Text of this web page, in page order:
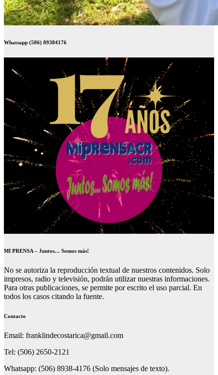
Whatsapp (506) 89384176
MI PRENSA – Juntos… Somos más!
No se autoriza la reproducción textual de nuestros contenidos. Solo
impresos, radio y televisión, podrán utilizar nuestras informaciones.
Para otras publicaciones, se permite por escrito el uso parcial. En
todos los casos citando la fuente.
Contacto
Email: franklindecostarica@gmail.com
Tel: (506) 2650-2121
Whatsapp: (506) 8938-4176 (Solo mensajes de texto).